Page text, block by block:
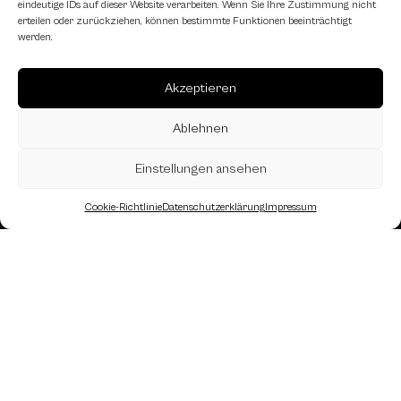
eindeutige IDs auf dieser Website verarbeiten. Wenn Sie Ihre Zustimmung nicht
erteilen oder zurückziehen, können bestimmte Funktionen beeinträchtigt
werden.
Akzeptieren
Ablehnen
Einstellungen ansehen
Cookie-RichtlinieDatenschutzerklärungImpressum